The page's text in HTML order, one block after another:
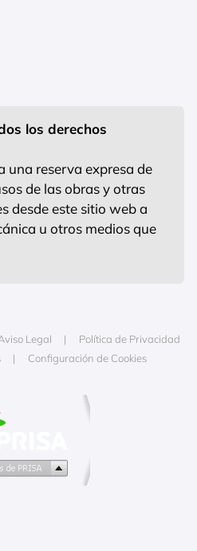
los derechos
una reserva expresa de
de las obras y otras
desde este sitio web a
u otros medios que
Legal
Política de Privacidad
Configuración de Cookies